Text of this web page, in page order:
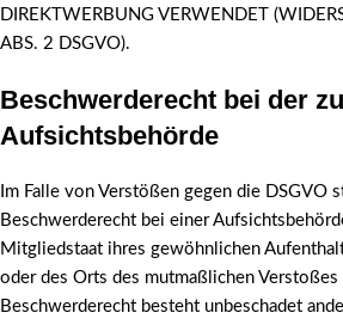
DIREKTWERBUNG VERWENDET
ABS. 2 DSGVO).
Beschwerde­recht bei der
Aufsichts­behörde
Im Falle von Verstößen gegen die DSGVO
Beschwerderecht bei einer
Mitgliedstaat ihres gewöhnlichen
oder des Orts des mutmaßlichen Verstoßes
Beschwerderecht besteht unbeschadet